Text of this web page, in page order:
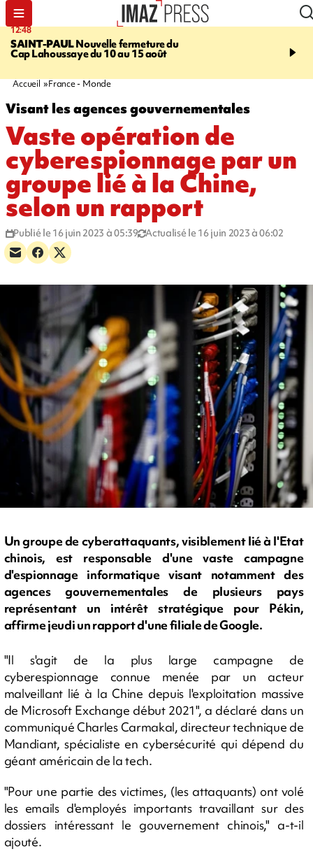
12:48
SAINT-PAULNouvelle fermeture du
Cap Lahoussaye du 10 au 15 août
14:23
massif de migrants, la
Accueil France - Monde
Visant les agences gouvernementales
Vaste opération de
cyberespionnage par un
groupe lié à la Chine,
selon un rapport
Publié le 16 juin 2023 à 05:39 Actualisé le 16 juin 2023 à 06:02
Un groupe de cyberattaquants, visiblement lié à l'Etat
chinois, est responsable d'une vaste campagne
d'espionnage informatique visant notamment des
agences gouvernementales de plusieurs pays
représentant un intérêt stratégique pour Pékin,
affirme jeudi un rapport d'une filiale de Google.
"Il s'agit de la plus large campagne de
cyberespionnage connue menée par un acteur
malveillant lié à la Chine depuis l'exploitation massive
de Microsoft Exchange début 2021", a déclaré dans un
communiqué Charles Carmakal, directeur technique de
Mandiant, spécialiste en cybersécurité qui dépend du
géant américain de la tech.
"Pour une partie des victimes, (les attaquants) ont volé
les emails d'employés importants travaillant sur des
dossiers intéressant le gouvernement chinois," a-t-il
ajouté.